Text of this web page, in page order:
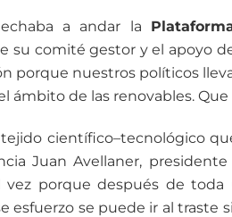
a andar la
su comité gestor y el apoyo
porque nuestros políticos
ámbito de las renovables.
científico–tecnológico
Juan Avellaner,
vez porque después de
esfuerzo se puede ir al traste